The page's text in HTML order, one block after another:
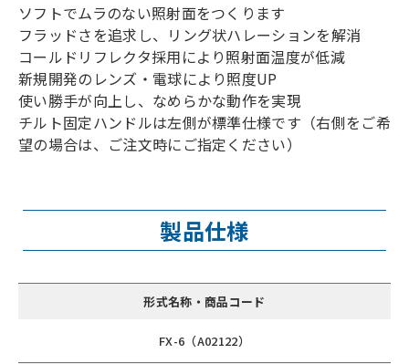
ソフトでムラのない照射面をつくります
フラッドさを追求し、リング状ハレーションを解消
コールドリフレクタ採用により照射面温度が低減
新規開発のレンズ・電球により照度UP
使い勝手が向上し、なめらかな動作を実現
チルト固定ハンドルは左側が標準仕様です（右側をご希
望の場合は、ご注文時にご指定ください）
製品仕様
形式名称・商品コード
FX-6（A02122）